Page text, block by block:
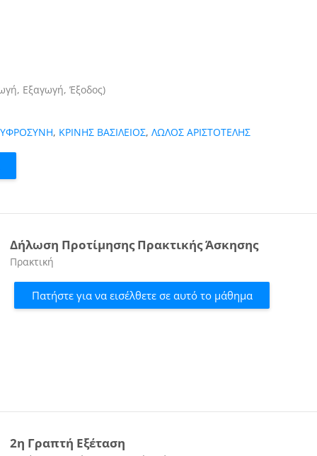
Εξαγωγή, Έξοδος)
, ΚΡΙΝΗΣ ΒΑΣΙΛΕΙΟΣ,ΛΩΛΟΣ ΑΡΙΣΤΟΤΕΛΗΣ
Δήλωση Προτίμησης Πρακτικής Άσκησης
Κατηγορία μαθήματος
Πρακτική
Πατήστε για να εισέλθετε σε αυτό το μάθημα
2η Γραπτή Εξέταση